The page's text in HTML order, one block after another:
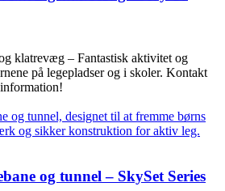
klatrevæg – Fantastisk aktivitet og
på legepladser og i skoler. Kontakt
og tunnel – SkySet Series